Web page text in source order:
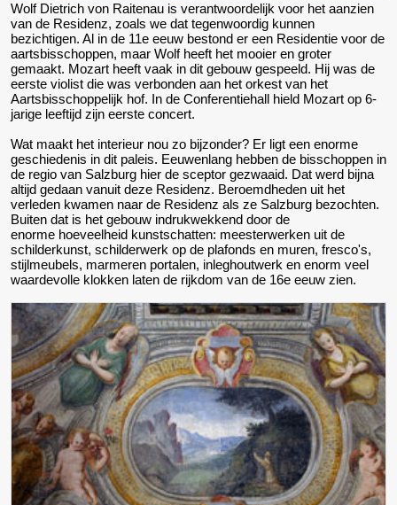
Wolf Dietrich von Raitenau is verantwoordelijk voor het aanzien
van de Residenz, zoals we dat tegenwoordig kunnen
bezichtigen. Al in de 11e eeuw bestond er een Residentie voor de
aartsbisschoppen, maar Wolf heeft het mooier en groter
gemaakt. Mozart heeft vaak in dit gebouw gespeeld. Hij was de
eerste violist die was verbonden aan het orkest van het
Aartsbisschoppelijk hof. In de Conferentiehall hield Mozart op 6-
jarige leeftijd zijn eerste concert.
Wat maakt het interieur nou zo bijzonder? Er ligt een enorme
geschiedenis in dit paleis. Eeuwenlang hebben de bisschoppen in
de regio van Salzburg hier de sceptor gezwaaid. Dat werd bijna
altijd gedaan vanuit deze Residenz. Beroemdheden uit het
verleden kwamen naar de Residenz als ze Salzburg bezochten.
Buiten dat is het gebouw indrukwekkend door de
enorme hoeveelheid kunstschatten: meesterwerken uit de
schilderkunst, schilderwerk op de plafonds en muren, fresco's,
stijlmeubels, marmeren portalen, inleghoutwerk en enorm veel
waardevolle klokken laten de rijkdom van de 16e eeuw zien.